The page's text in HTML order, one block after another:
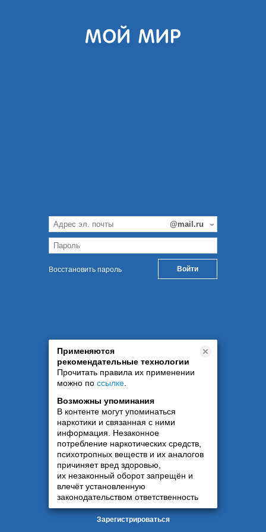
Восстановить пароль
Применяются
рекомендательные технологии
Прочитать правила их применении
можно по ссылке
Возможны упоминания
В контенте могут упоминаться
наркотики и связанная с ними
информация. Незаконное
потребление наркотических средств,
психотропных веществ и их аналогов
причиняет вред здоровью,
их незаконный оборот запрещён и
влечёт установленную
законодательством ответственность
Зарегистрироваться